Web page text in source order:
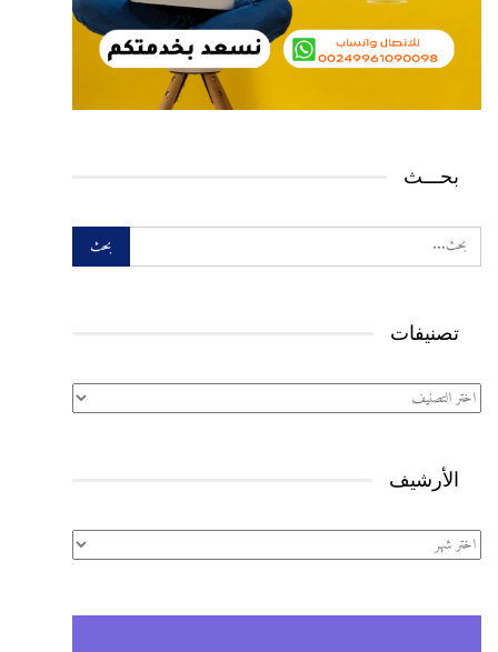
بحـــث
تصنيفات
تصنيفات
الأرشيف
الأرشيف